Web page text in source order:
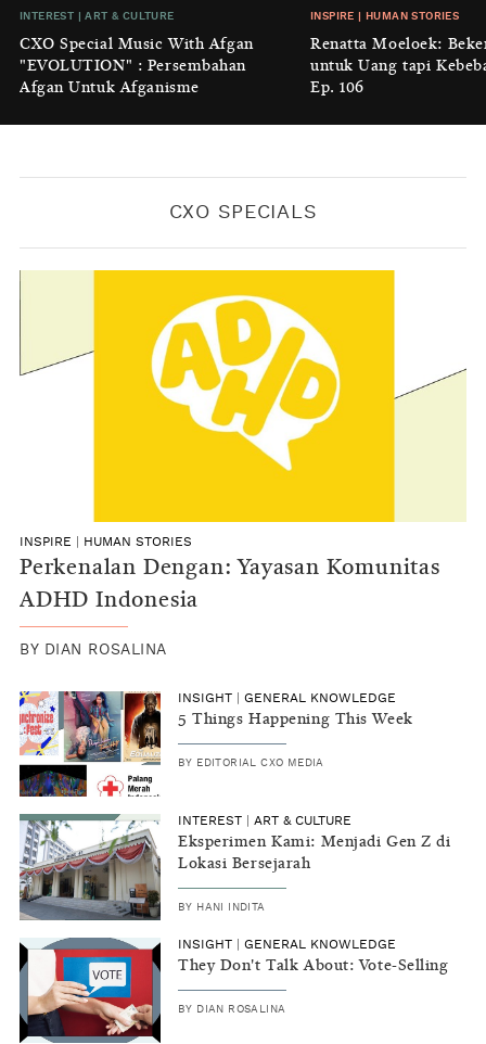
GENERAL KNOWLEDGE
Luruhnya Daun Terakhir: Kala
'Benteng Alam' yang Tak Lagi Bisa
Melindungi
BYKONTRIBUTOR CXO MEDIA
INTEREST |ART & CULTURE
CXO Special Music With Afgan
"EVOLUTION" : Persembahan
Afgan Untuk Afganisme
INSPIRE HUMAN STORIES
Renatta Moeloek:
untuk Uang tapi
Ep. 106
CXO SPECIALS
INSPIRE HUMAN STORIES
Perkenalan Dengan: Yayasan Komunitas
ADHD Indonesia
BY DIAN ROSALINA
INSIGHT GENERAL KNOWLEDGE
5 Things Happening This Week
BY EDITORIAL CXO MEDIA
INTEREST ART & CULTURE
Eksperimen Kami: Menjadi Gen Z di
Lokasi Bersejarah
BY HANI INDITA
INSIGHT GENERAL KNOWLEDGE
They Don't Talk About: Vote-Selling
BY DIAN ROSALINA